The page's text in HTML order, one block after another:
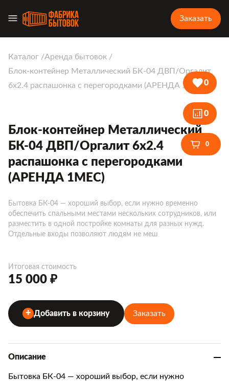
Заказать
Каталог
Аренда бытовок
Блок-контейнер Металлический БК-04 ДВП/Оргалит
6х2.4 распашонка с перегородками (АРЕНДА 1МЕС)
Блок-контейнер Металлический
БК-04 ДВП/Оргалит 6х2.4
распашонка с перегородками
(АРЕНДА 1МЕС)
Бытовка БК-04 — хороший выбор, если нужно временно
обеспечить спальными местами нескольких сотрудников, или
разместить в одной постройке комнаты для разных нужд.
Отдельные входы позволяют людям не меш
Итоговая стоимость
15 000 ₽
Добавить в корзину Заказать
Описание
Бытовка БК-04 — хороший выбор, если нужно
0
0
0